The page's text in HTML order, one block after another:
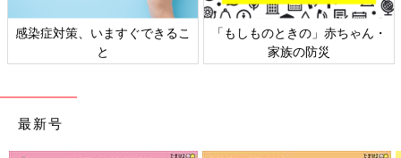
感染症対策、いますぐできるこ
と
「もしものときの」赤ちゃん・
家族の防災
最新号